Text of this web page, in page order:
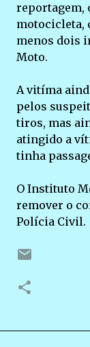
reportagem,
motocicleta,
menos dois
Moto.
A vitíma
pelos
tiros, mas
atingido a
tinha
O Instituto
remover o
Polícia Civil.